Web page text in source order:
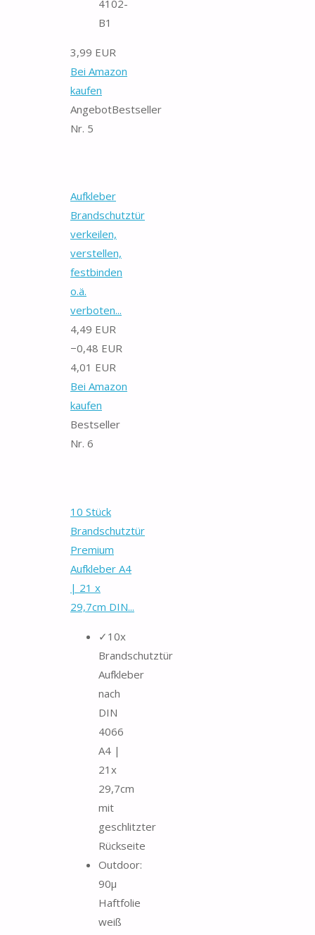
4102-
B1
3,99 EUR
Bei Amazon
kaufen
AngebotBestseller
Nr. 5
Aufkleber
Brandschutztür
verkeilen,
verstellen,
festbinden
o.ä.
verboten...
4,49 EUR
−0,48 EUR
4,01 EUR
Bei Amazon
kaufen
Bestseller
Nr. 6
10 Stück
Brandschutztür
Premium
Aufkleber A4
| 21 x
29,7cm DIN...
✓10x
Brandschutztür
Aufkleber
nach
DIN
4066
A4 |
21x
29,7cm
mit
geschlitzter
Rückseite
Outdoor:
90µ
Haftfolie
weiß